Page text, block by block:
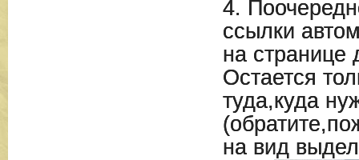
4.
ссылки
на странице
Остается
туда,куда
на вид